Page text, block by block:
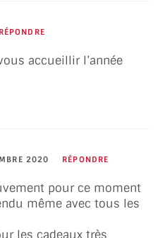
RÉPONDRE
accueillir l’année
2020 RÉPONDRE
pour ce moment
même avec tous les
les cadeaux très